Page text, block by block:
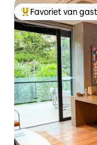
Topfavoriet van
Favoriet van